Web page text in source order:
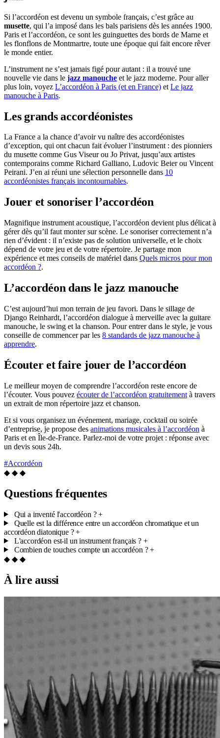
Si l’accordéon est devenu un symbole français, c’est grâce au
musette, qui l’a imposé dans les bals parisiens dès les années 1900.
Paris et l’accordéon, ce sont les guinguettes des bords de Marne et
les flonflons de Montmartre, toute une époque qui fait encore rêver
le monde entier.
L’instrument ne s’est jamais figé pour autant : il a trouvé une
nouvelle vie dans le jazz manouche et le jazz moderne. Pour aller
plus loin, voyez L’accordéon à Paris (et en France) et Le jazz
manouche à Paris.
Les grands accordéonistes
La France a la chance d’avoir vu naître des accordéonistes
d’exception, qui ont chacun fait évoluer l’instrument : des pionniers
du musette comme Gus Viseur ou Jo Privat, jusqu’aux artistes
contemporains comme Richard Galliano, Ludovic Beier ou Vincent
Peirani. J’en ai réuni une sélection personnelle dans 10
accordéonistes français incontournables.
Jouer et sonoriser l’accordéon
Magnifique instrument acoustique, l’accordéon devient plus délicat à
gérer dès qu’il faut monter sur scène. Le sonoriser correctement n’a
rien d’évident : il n’existe pas de solution universelle, et le choix
dépend de votre jeu et de votre répertoire. Je partage mon
expérience et mes conseils de matériel dans Quels micros pour mon
accordéon ?.
L’accordéon dans le jazz manouche
C’est aujourd’hui mon terrain de jeu favori. Dans le sillage de
Django Reinhardt, l’accordéon dialogue à merveille avec la guitare
manouche, le swing et la chanson. Pour entrer dans le style, je vous
conseille de commencer par les 8 standards de jazz manouche à
apprendre.
Écouter et faire jouer de l’accordéon
Le meilleur moyen de comprendre l’accordéon reste encore de
l’écouter. Vous pouvez écouter de l’accordéon gratuitement à travers
un extrait de mon répertoire jazz et chanson.
Et si vous organisez un événement, mariage, cocktail ou soirée
d’entreprise, je propose des animations musicales à l’accordéon à
Paris et en Île-de-France. Parlez-moi de votre projet : réponse avec
un devis sous 24h.
#Accordéon
◆ ◆ ◆
Questions fréquentes
Qui a inventé l'accordéon ?+
Quelle est la différence entre un accordéon chromatique et un
accordéon diatonique ?+
L'accordéon est-il un instrument français ? +
Combien de touches compte un accordéon ?+
◆ ◆ ◆
À lire aussi